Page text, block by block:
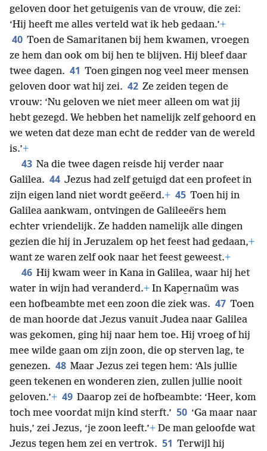
geloven door het getuigenis van de vrouw, die zei:
‘Hij heeft me alles verteld wat ik heb gedaan.’+
40 Toen de Samaritanen bij hem kwamen, vroegen
ze hem dan ook om bij hen te blijven. Hij bleef daar
twee dagen. 41 Toen gingen nog veel meer mensen
geloven door wat hij zei. 42 Ze zeiden tegen de
vrouw: ‘Nu geloven we niet meer alleen om wat jij
hebt gezegd. We hebben het namelijk zelf gehoord en
we weten dat deze man echt de redder van de wereld
is.’+
43 Na die twee dagen reisde hij verder naar
Galilea. 44 Jezus had zelf getuigd dat een profeet in
zijn eigen land niet wordt geëerd.+ 45 Toen hij in
Galilea aankwam, ontvingen de Galileeërs hem
echter vriendelijk. Ze hadden namelijk alle dingen
gezien die hij in Jeruzalem op het feest had gedaan,+
want ze waren zelf ook naar het feest geweest.+
46 Hij kwam weer in Kana in Galilea, waar hij het
water in wijn had veranderd.+ In Kape̱rnaüm was
een hofbeambte met een zoon die ziek was. 47 Toen
de man hoorde dat Jezus vanuit Judea naar Galilea
was gekomen, ging hij naar hem toe. Hij vroeg of hij
mee wilde gaan om zijn zoon, die op sterven lag, te
genezen. 48 Maar Jezus zei tegen hem: ‘Als jullie
geen tekenen en wonderen zien, zullen jullie nooit
geloven.’+ 49 Daarop zei de hofbeambte: ‘Heer, kom
toch mee voordat mijn kind sterft.’ 50 ‘Ga maar naar
huis,’ zei Jezus, ‘je zoon leeft.’+ De man geloofde wat
Jezus tegen hem zei en vertrok. 51 Terwijl hij